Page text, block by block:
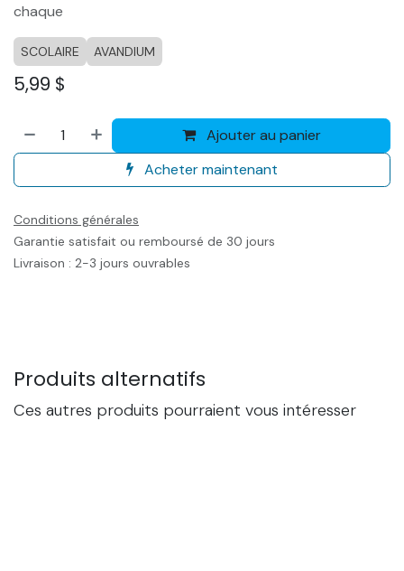
chaque
SCOLAIRE AVANDIUM
5,99 $
Ajouter au panier
Acheter maintenant
Conditions générales
Garantie satisfait ou remboursé de 30 jours
Livraison : 2-3 jours ouvrables
Produits alternatifs
Ces autres produits pourraient vous intéresser